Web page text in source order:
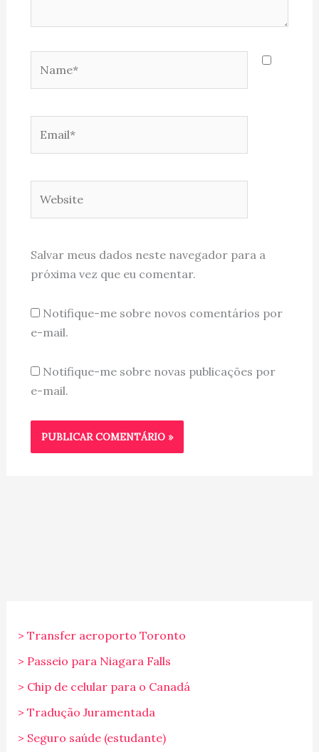
Salvar meus dados neste navegador para a
próxima vez que eu comentar.
Notifique-me sobre novos comentários por
e-mail.
Notifique-me sobre novas publicações por
e-mail.
> Transfer aeroporto Toronto
> Passeio para Niagara Falls
> Chip de celular para o Canadá
> Tradução Juramentada
> Seguro saúde (estudante)